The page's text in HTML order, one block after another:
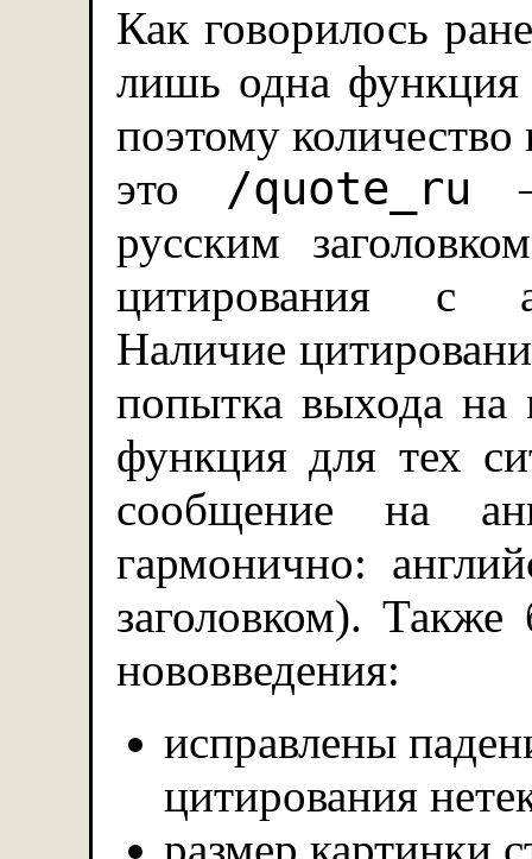
Как говорилось
лишь одна функция
поэтому
это /quote_ru
русским
цитирования с
Наличие
попытка выхода
функция для тех
сообщение на
гармонично:
заголовком).
нововведения:
исправлены
цитирования
размер картинки